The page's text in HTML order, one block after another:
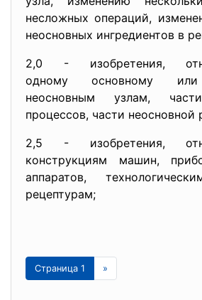
несложных операций,
неосновных ингредиентов в
2,0 - изобретения,
одному основному
неосновным узлам,
процессов, части неосновной
2,5 - изобретения,
конструкциям машин,
аппаратов,
рецептурам;
Страница 1 »